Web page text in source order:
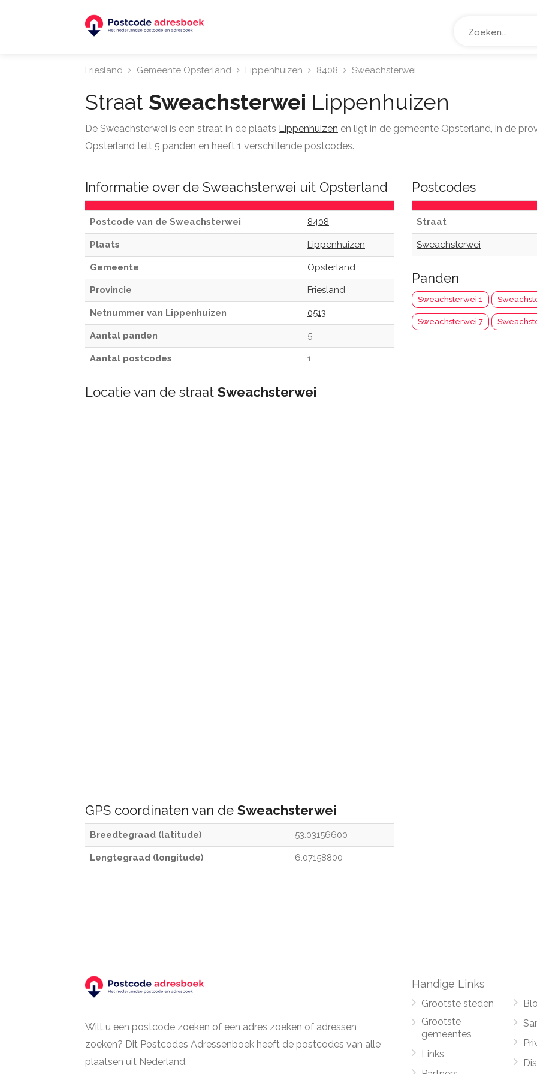
Friesland Gemeente Opsterland Lippenhuizen 8408 Sweachsterwei
Straat Sweachsterwei Lippenhuizen
De Sweachsterwei is een straat in de plaats Lippenhuizen en ligt in de gemeente Opsterland, in de
Opsterland telt 5 panden en heeft 1 verschillende postcodes.
Informatie over de Sweachsterwei uit Opsterland
Postcode van de Sweachsterwei 8408
Plaats Lippenhuizen
Gemeente Opsterland
Provincie Friesland
Netnummer van Lippenhuizen 0513
Aantal panden 5
Aantal postcodes 1
Locatie van de straat Sweachsterwei
GPS coordinaten van de Sweachsterwei
Breedtegraad (latitude) 53.03156600
Lengtegraad (longitude) 6.07158800
Postcodes
Straat
Sweachsterwei
Panden
Sweachsterwei 1
Sweachsterwei 7
Wilt u een postcode zoeken of een adres zoeken of adressen
zoeken? Dit Postcodes Adressenboek heeft de postcodes van alle
plaatsen uit Nederland.
Handige Links
Grootste steden
Grootste
gemeentes
Links